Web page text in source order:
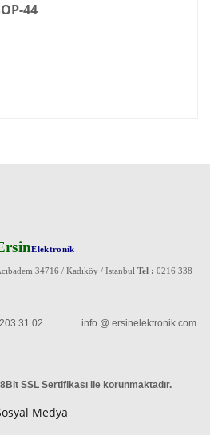
44
Elektronik
34716 / Kadıköy / Istanbul Tel : 0216 338
203 31 02 info @ ersinelektronik.com
SSL Sertifikası ile korunmaktadır.
Medya